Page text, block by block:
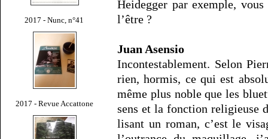
2017 - Nunc, n°41
2017 - Revue Accattone
Heidegger par exemple,
l’être ?
Juan Asensio
Incontestablement. Selon
rien, hormis, ce qui est
même plus noble que les
sens et la fonction religieuse
lisant un roman, c’est le